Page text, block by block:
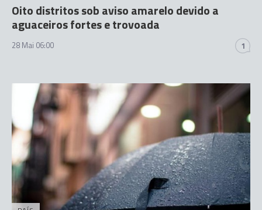
Oito distritos sob aviso amarelo devido a
aguaceiros fortes e trovoada
28 Mai 06:00 1